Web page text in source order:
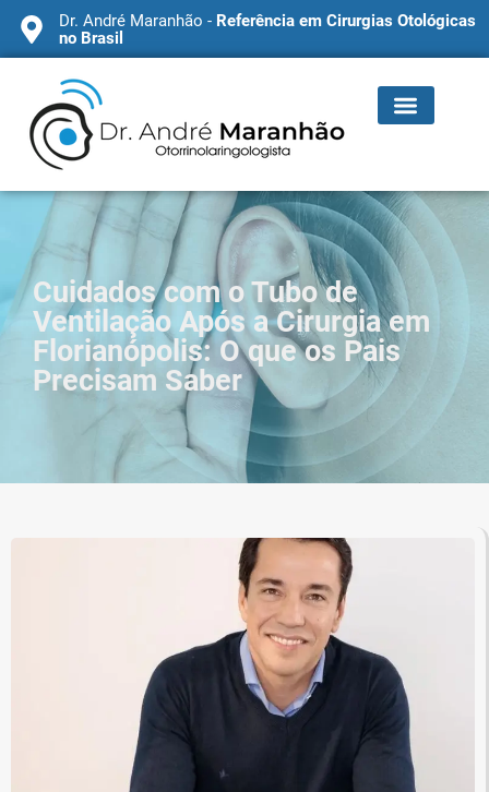
Dr. André Maranhão - Referência em Cirurgias Otológicas
no Brasil
Cuidados com o Tubo de
Ventilação Após a Cirurgia em
Florianópolis: O que os Pais
Precisam Saber